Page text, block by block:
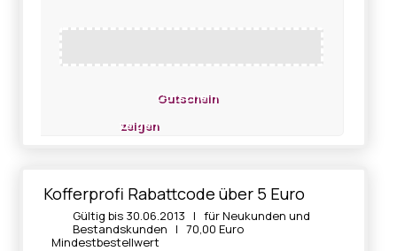
Gutschein
zeigen
Kofferprofi Rabattcode über 5 Euro
Gültig bis 30.06.2013 | für Neukunden und
Bestandskunden | 70,00 Euro
Mindestbestellwert